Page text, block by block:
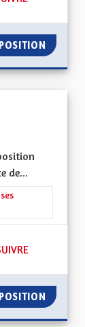
de...
ABONNÉS
NE